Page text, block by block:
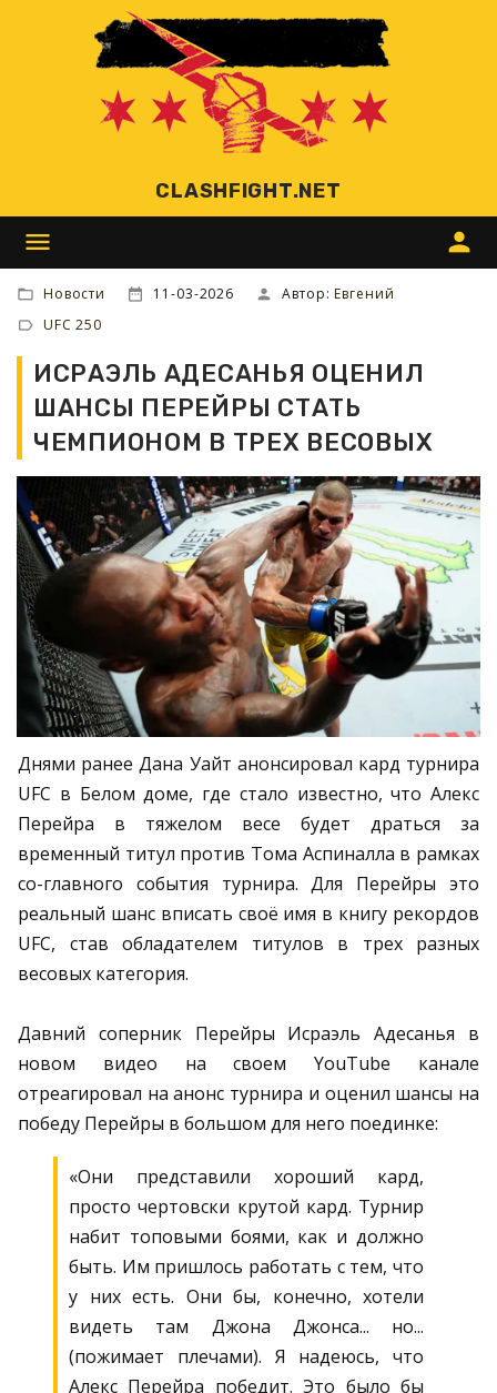
CLASHFIGHT.NET
menu person
Новости 11-03-2026 Автор:Евгений
UFC 250
ИСРАЭЛЬ АДЕСАНЬЯ ОЦЕНИЛ
ШАНСЫ ПЕРЕЙРЫ СТАТЬ
ЧЕМПИОНОМ В ТРЕХ ВЕСОВЫХ
Днями ранее Дана Уайт анонсировал кард турнира
UFC в Белом доме, где стало известно, что Алекс
Перейра в тяжелом весе будет драться за
временный титул против Тома Аспиналла в рамках
со-главного события турнира. Для Перейры это
реальный шанс вписать своё имя в книгу рекордов
UFC, став обладателем титулов в трех разных
весовых категория.
Давний соперник Перейры Исраэль Адесанья в
новом видео на своем YouTube канале
отреагировал на анонс турнира и оценил шансы на
победу Перейры в большом для него поединке:
«Они представили хороший кард,
просто чертовски крутой кард. Турнир
набит топовыми боями, как и должно
быть. Им пришлось работать с тем, что
у них есть. Они бы, конечно, хотели
видеть там Джона Джонса... но...
(пожимает плечами). Я надеюсь, что
Алекс Перейра победит. Это было бы